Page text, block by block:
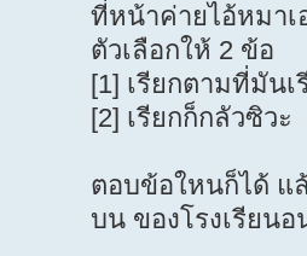
ที่หน้าค่ายไอ้หมาเ
ตัวเลือกให้ 2 ข้อ
[1] เรียกตามที่มัน
[2] เรียกก็กลัวซิวะ
ตอบข้อใหนก็ได้ แ
บน ของโรงเรียน